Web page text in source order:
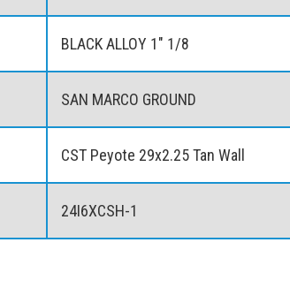
BLACK ALLOY 1" 1/8
SAN MARCO GROUND
CST Peyote 29x2.25 Tan Wall
24I6XCSH-1